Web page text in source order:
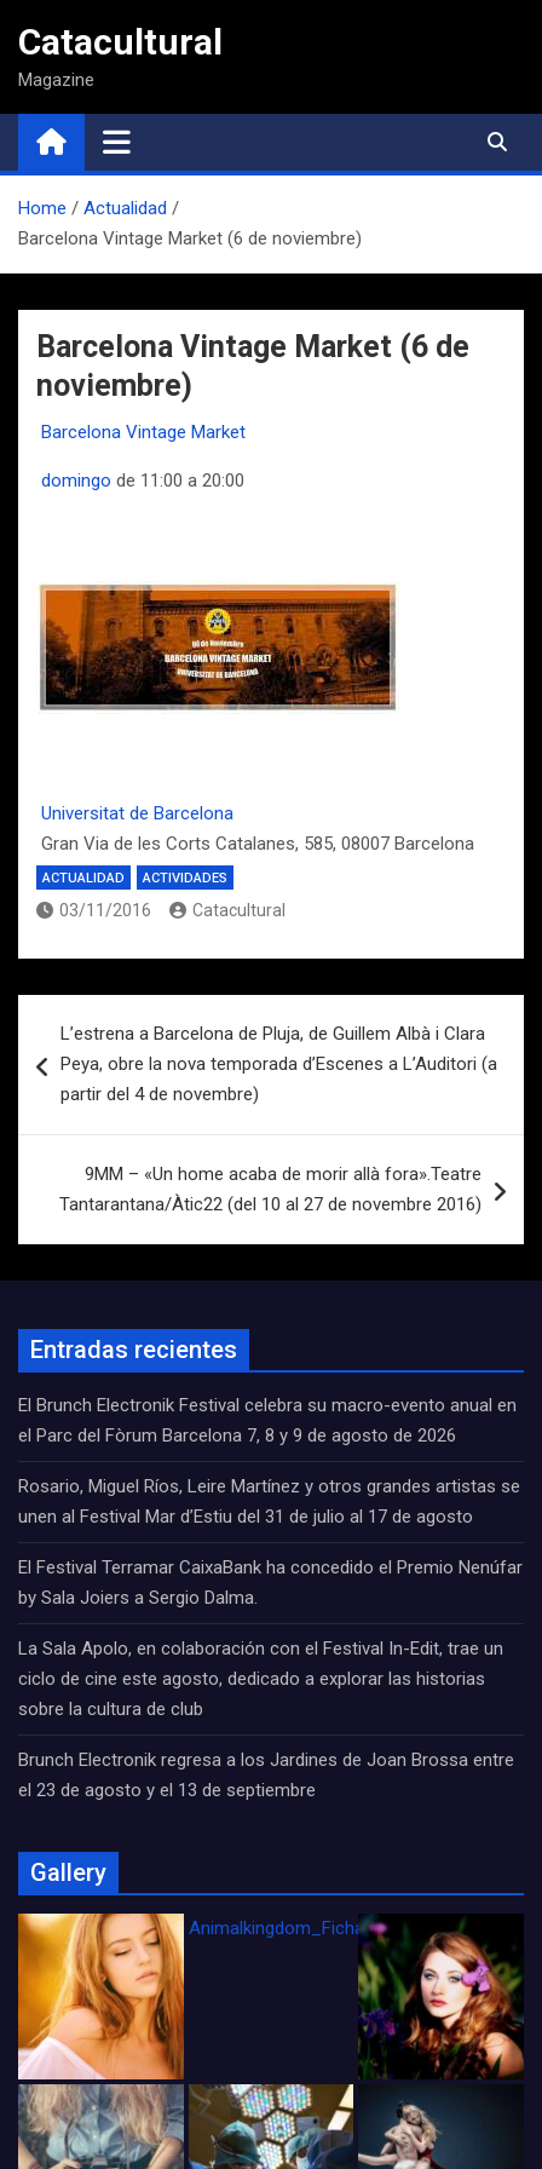
contenido
Catacultural
Magazine
Home
Actualidad
Barcelona Vintage Market (6 de noviembre)
Barcelona Vintage Market (6 de
noviembre)
Barcelona Vintage Market
domingo de 11:00 a 20:00
Universitat de Barcelona
Gran Via de les Corts Catalanes, 585, 08007 Barcelona
ACTUALIDAD ACTIVIDADES
03/11/2016 Catacultural
de
entradas
L’estrena a Barcelona de Pluja, de Guillem Albà i Clara
Peya, obre la nova temporada d’Escenes a L’Auditori (a
partir del 4 de novembre)
9MM – «Un home acaba de morir allà fora».Teatre
Tantarantana/Àtic22 (del 10 al 27 de novembre 2016)
Entradas recientes
El Brunch Electronik Festival celebra su macro-evento anual en
el Parc del Fòrum Barcelona 7, 8 y 9 de agosto de 2026
Rosario, Miguel Ríos, Leire Martínez y otros grandes artistas se
unen al Festival Mar d’Estiu del 31 de julio al 17 de agosto
El Festival Terramar CaixaBank ha concedido el Premio Nenúfar
by Sala Joiers a Sergio Dalma.
La Sala Apolo, en colaboración con el Festival In-Edit, trae un
ciclo de cine este agosto, dedicado a explorar las historias
sobre la cultura de club
Brunch Electronik regresa a los Jardines de Joan Brossa entre
el 23 de agosto y el 13 de septiembre
Gallery
Animalkingdom_FichaCine